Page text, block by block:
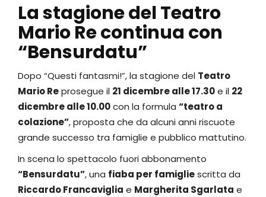
La stagione del Teatro
Mario Re continua con
“Bensurdatu”
Dopo “Questi fantasmi!”, la stagione del Teatro
Mario Reprosegue il 21 dicembre alle 17.30e il 22
dicembre alle 10.00con la formula “teatro a
colazione”, proposta che da alcuni anni riscuote
grande successo tra famiglie e pubblico mattutino.
In scena lo spettacolo fuori abbonamento
“Bensurdatu”, una fiaba per famigliescritta da
Riccardo Francaviglia e Margherita Sgarlata e